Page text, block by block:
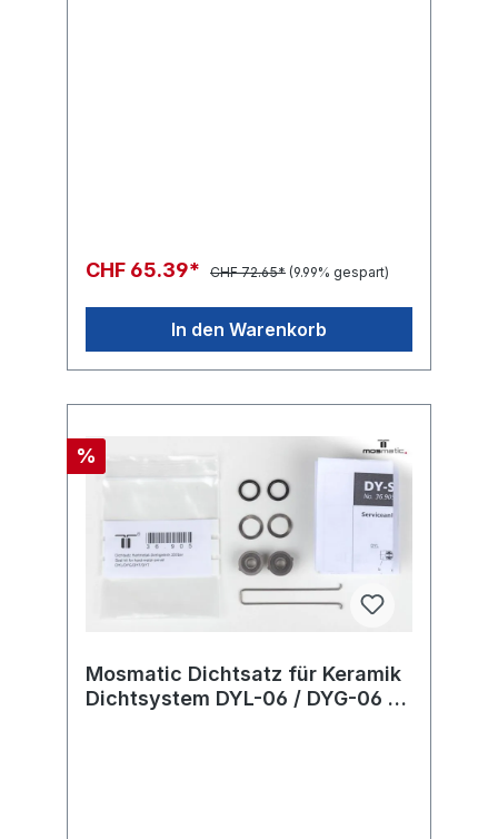
CHF 65.39* CHF 72.65* (9.99% gespart)
In den Warenkorb
%
Mosmatic Dichtsatz für Keramik
Dichtsystem DYL-06 / DYG-06 /